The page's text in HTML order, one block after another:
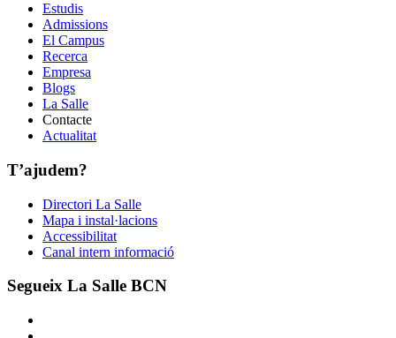
Estudis
Admissions
El Campus
Recerca
Empresa
Blogs
La Salle
Contacte
Actualitat
T’ajudem?
Directori La Salle
Mapa i instal·lacions
Accessibilitat
Canal intern informació
Segueix La Salle BCN